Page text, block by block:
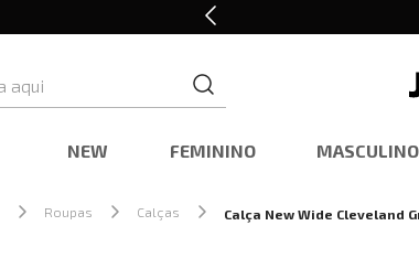
NEW FEMININO MASCULINO
Roupas Calças Calça New Wide Cleveland